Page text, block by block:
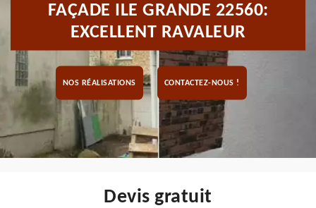
FAÇADE ILE GRANDE 22560:
EXCELLENT RAVALEUR
NOS RÉALISATIONS CONTACTEZ-NOUS !
Devis gratuit